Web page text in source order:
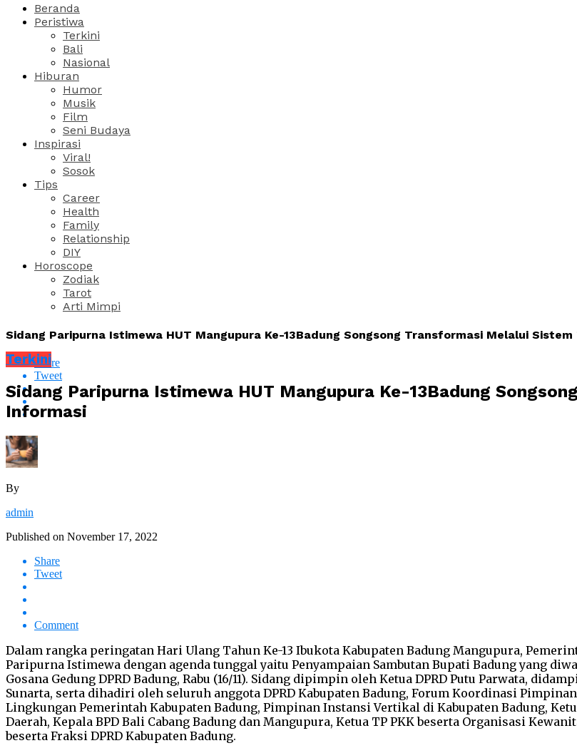
Beranda
Peristiwa
Terkini
Bali
Nasional
Hiburan
Humor
Musik
Film
Seni Budaya
Inspirasi
Viral!
Sosok
Tips
Career
Health
Family
Relationship
DIY
Horoscope
Zodiak
Tarot
Arti Mimpi
Sidang Paripurna Istimewa HUT Mangupura Ke-13Badung Songsong Transformasi Melalui
Share
Tweet
Terkini
Sidang Paripurna Istimewa HUT Mangupura Ke-13Badung
Informasi
By
admin
Published on November 17, 2022
Share
Tweet
Comment
Dalam rangka peringatan Hari Ulang Tahun Ke-13 Ibukota Kabupaten Badung Mangupura,
Paripurna Istimewa dengan agenda tunggal yaitu Penyampaian Sambutan Bupati Badung yang
Gosana Gedung DPRD Badung, Rabu (16/11). Sidang dipimpin oleh Ketua DPRD Putu Parwata,
Sunarta, serta dihadiri oleh seluruh anggota DPRD Kabupaten Badung, Forum Koordinasi
Lingkungan Pemerintah Kabupaten Badung, Pimpinan Instansi Vertikal di Kabupaten Badung,
Daerah, Kepala BPD Bali Cabang Badung dan Mangupura, Ketua TP PKK beserta Organisasi
beserta Fraksi DPRD Kabupaten Badung.